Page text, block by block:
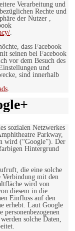
Verarbeitung und
Rechte und
der Nutzer ,
.
dass Facebook
seinen bei Facebook
vor dem Besuch des
und
sind innerhalb
.
sozialen Netzwerkes
Parkway,
wird (“Google”). Der
Hintergrund
die eine solche
Verbindung mit den
wird von
diesem in die
Einfluss auf den
erhebt. Laut Google
solche Daten,